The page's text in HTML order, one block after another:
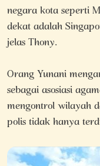
negara kota seperti
dekat adalah
jelas Thony.
Orang Yunani
sebagai asosiasi
mengontrol wilayah
polis tidak hanya